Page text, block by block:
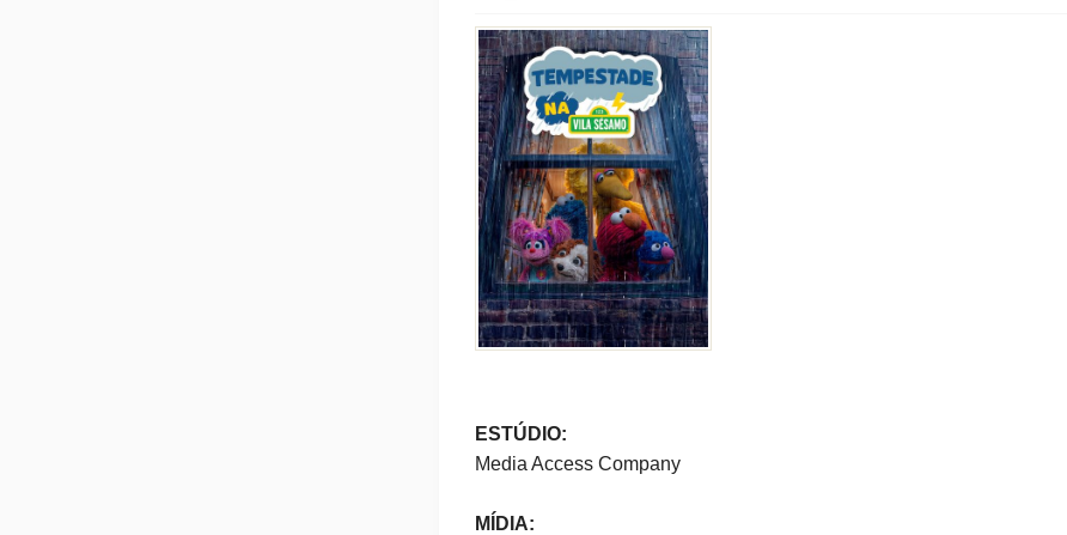
Fonte: Créditos Netflix.
ESTÚDIO:
Media Access Company
MÍDIA: